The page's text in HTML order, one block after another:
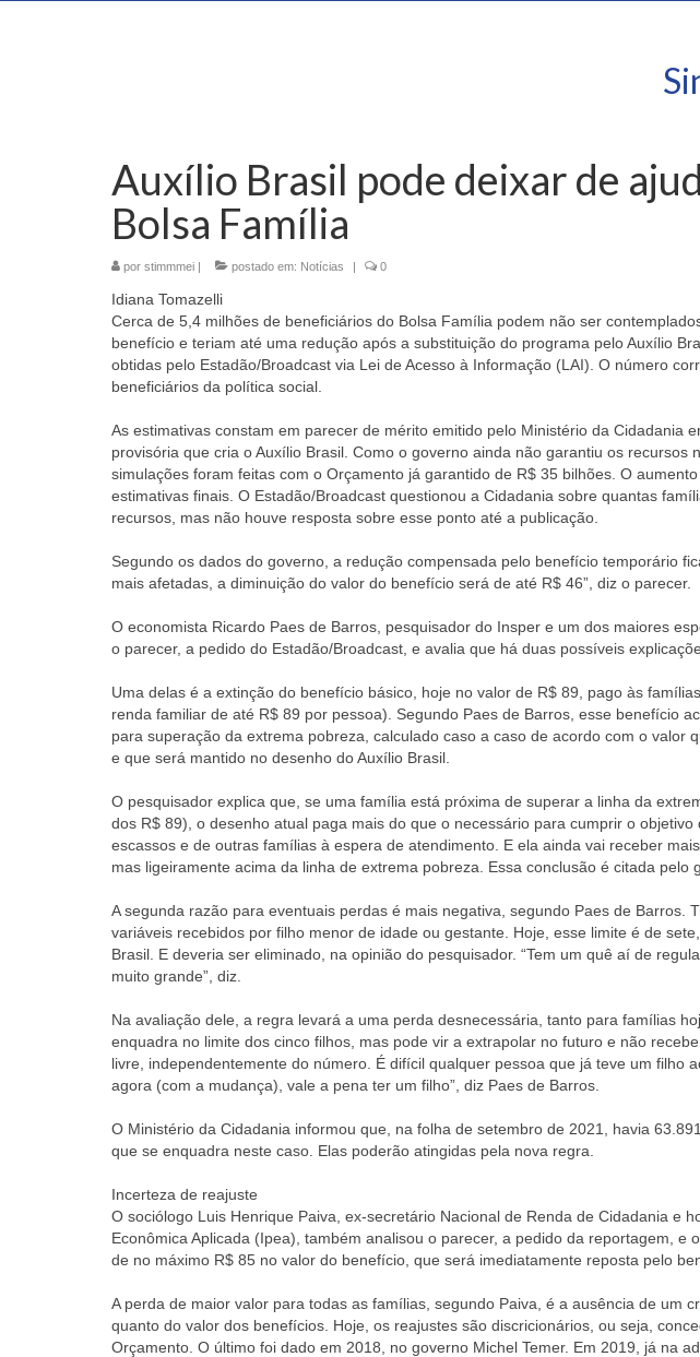
Auxílio Brasil pode deixar de
Bolsa Família
por stimmmei | postado em: Notícias | 0
Idiana Tomazelli
Cerca de 5,4 milhões de beneficiários do Bolsa Família podem não ser
benefício e teriam até uma redução após a substituição do programa pelo Auxílio
obtidas pelo Estadão/Broadcast via Lei de Acesso à Informação (LAI). O número
beneficiários da política social.
As estimativas constam em parecer de mérito emitido pelo Ministério da Cidadania
provisória que cria o Auxílio Brasil. Como o governo ainda não garantiu os recursos
simulações foram feitas com o Orçamento já garantido de R$ 35 bilhões. O
estimativas finais. O Estadão/Broadcast questionou a Cidadania sobre quantas
recursos, mas não houve resposta sobre esse ponto até a publicação.
Segundo os dados do governo, a redução compensada pelo benefício temporário
mais afetadas, a diminuição do valor do benefício será de até R$ 46”, diz o parecer.
O economista Ricardo Paes de Barros, pesquisador do Insper e um dos maiores
o parecer, a pedido do Estadão/Broadcast, e avalia que há duas possíveis
Uma delas é a extinção do benefício básico, hoje no valor de R$ 89, pago às
renda familiar de até R$ 89 por pessoa). Segundo Paes de Barros, esse benefício
para superação da extrema pobreza, calculado caso a caso de acordo com o valor
e que será mantido no desenho do Auxílio Brasil.
O pesquisador explica que, se uma família está próxima de superar a linha da
dos R$ 89), o desenho atual paga mais do que o necessário para cumprir o
escassos e de outras famílias à espera de atendimento. E ela ainda vai receber
mas ligeiramente acima da linha de extrema pobreza. Essa conclusão é citada pelo
A segunda razão para eventuais perdas é mais negativa, segundo Paes de Barros.
variáveis recebidos por filho menor de idade ou gestante. Hoje, esse limite é de
Brasil. E deveria ser eliminado, na opinião do pesquisador. “Tem um quê aí de
muito grande”, diz.
Na avaliação dele, a regra levará a uma perda desnecessária, tanto para famílias
enquadra no limite dos cinco filhos, mas pode vir a extrapolar no futuro e não
livre, independentemente do número. É difícil qualquer pessoa que já teve um filho
agora (com a mudança), vale a pena ter um filho”, diz Paes de Barros.
O Ministério da Cidadania informou que, na folha de setembro de 2021, havia
que se enquadra neste caso. Elas poderão atingidas pela nova regra.
Incerteza de reajuste
O sociólogo Luis Henrique Paiva, ex-secretário Nacional de Renda de Cidadania e
Econômica Aplicada (Ipea), também analisou o parecer, a pedido da reportagem, e
de no máximo R$ 85 no valor do benefício, que será imediatamente reposta pelo
A perda de maior valor para todas as famílias, segundo Paiva, é a ausência de um
quanto do valor dos benefícios. Hoje, os reajustes são discricionários, ou seja,
Orçamento. O último foi dado em 2018, no governo Michel Temer. Em 2019, já na